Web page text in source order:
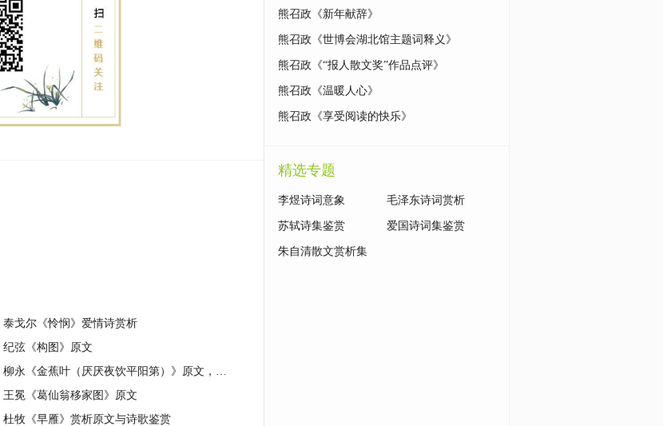
泰戈尔《怜悯》爱情诗赏析
纪弦《构图》原文
柳永《金蕉叶（厌厌夜饮平阳第）》原文，注释，译文，赏析
王冕《葛仙翁移家图》原文
杜牧《早雁》赏析原文与诗歌鉴赏
熊召政《新年献辞》
熊召政《世博会湖北馆主题词释义》
熊召政《“报人散文奖”作品点评》
熊召政《温暖人心》
熊召政《享受阅读的快乐》
精选专题
李煜诗词意象 毛泽东诗词赏析
苏轼诗集鉴赏 爱国诗词集鉴赏
朱自清散文赏析集